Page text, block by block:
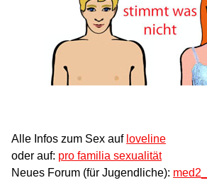
Alle Infos zum Sex auf loveline
oder auf: pro familia sexualität
Neues Forum (für Jugendliche):